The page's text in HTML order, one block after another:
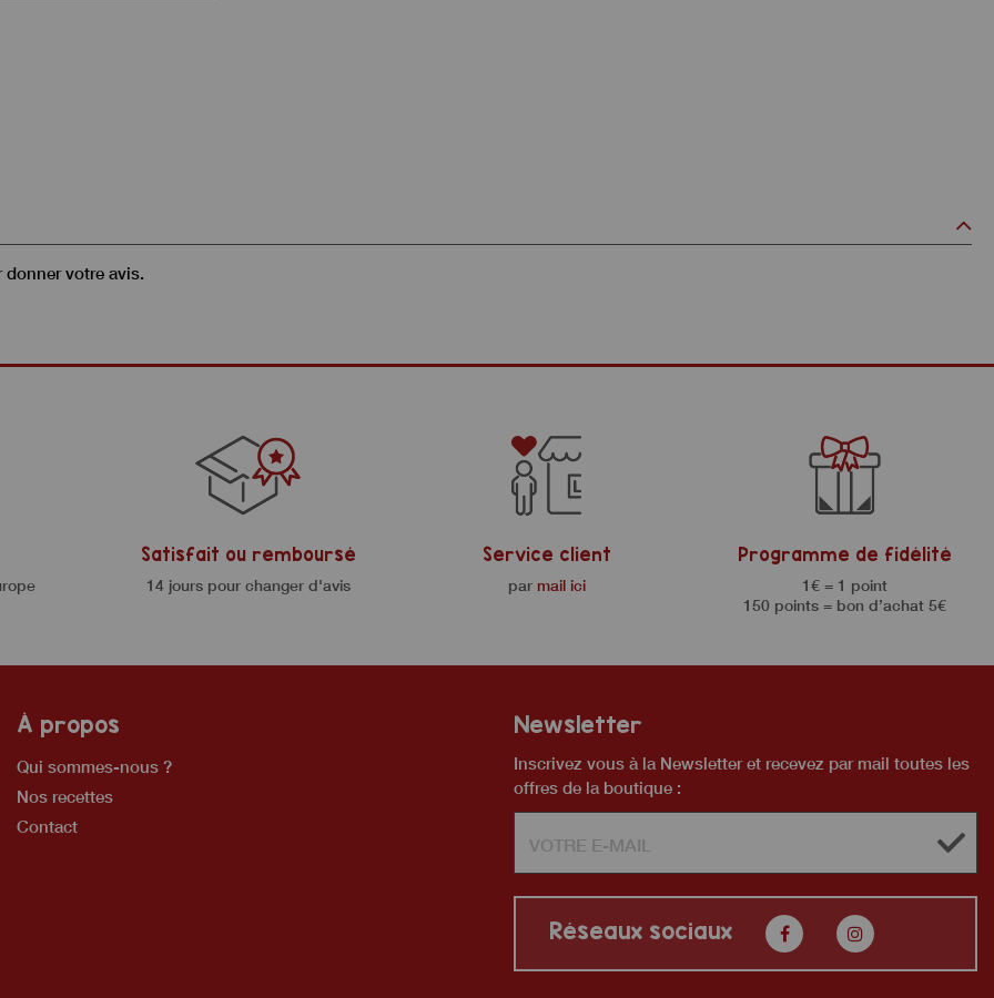
votre avis.
Satisfait ou remboursé
14 jours pour changer d'avis
Service client
par mail ici
Programme de fidélité
1€ = 1 point
150 points = bon d’achat 5€
À propos
Qui sommes-nous ?
Nos recettes
Contact
Newsletter
Inscrivez vous à la Newsletter et recevez par mail toutes les
offres de la boutique :
Réseaux sociaux